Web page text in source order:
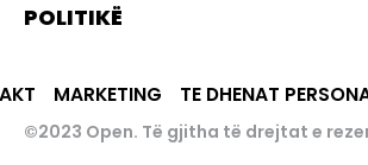
POLITIKË
MARKETING TE DHENAT
©2023 Open. Të gjitha të drejtat e